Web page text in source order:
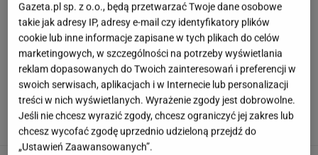
Nadciąga OKI. Będzie weto Nawrockiego?
Domański reaguje
Gazeta.pl sp. z o.o., będą przetwarzać Twoje dane osobowe
takie jak adresy IP, adresy e-mail czy identyfikatory plików
cookie lub inne informacje zapisane w tych plikach do celów
marketingowych, w szczególności na potrzeby wyświetlania
reklam dopasowanych do Twoich zainteresowań i preferencji w
swoich serwisach, aplikacjach i w Internecie lub personalizacji
treści w nich wyświetlanych. Wyrażenie zgody jest dobrowolne.
Jeśli nie chcesz wyrazić zgody, chcesz ograniczyć jej zakres lub
chcesz wycofać zgodę uprzednio udzieloną przejdź do
„Ustawień Zaawansowanych”.